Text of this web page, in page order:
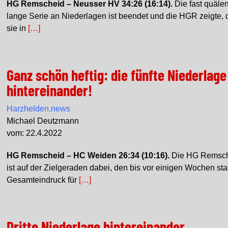
HG Remscheid – Neusser HV 34:26 (16:14). Die fast
lange Serie an Niederlagen ist beendet und die HGR zeigte,
sie in […]
Ganz schön heftig: die fünfte Niederlage
hintereinander!
Harzhelden.news
Michael Deutzmann
vom: 22.4.2022
HG Remscheid – HC Weiden 26:34 (10:16). Die HG
ist auf der Zielgeraden dabei, den bis vor einigen Wochen
Gesamteindruck für […]